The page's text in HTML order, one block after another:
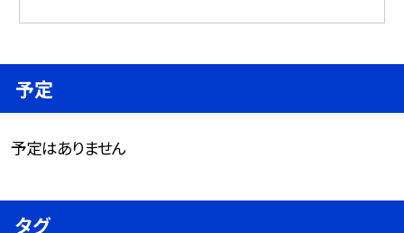
予定
予定はありません
タグ